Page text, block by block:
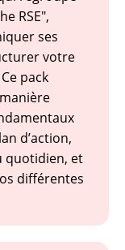
RSE",
ses
votre
pack
d’action,
quotidien, et
différentes